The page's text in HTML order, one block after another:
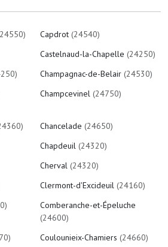
Capdrot (24540)
Castelnaud-la-Chapelle (24250)
Champagnac-de-Belair (24530)
Champcevinel (24750)
Chancelade (24650)
Chapdeuil (24320)
Cherval (24320)
Clermont-d'Excideuil (24160)
Comberanche-et-Épeluche
(24600)
Coulounieix-Chamiers (24660)